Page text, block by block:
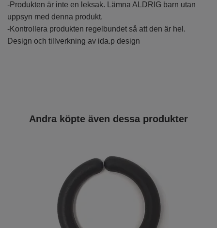
-Produkten är inte en leksak. Lämna ALDRIG barn utan
uppsyn med denna produkt.
-Kontrollera produkten regelbundet så att den är hel.
Design och tillverkning av ida.p design